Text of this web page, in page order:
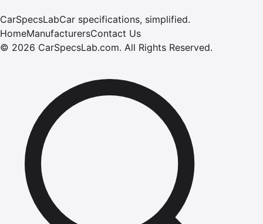
CarSpecsLabCar specifications, simplified.
HomeManufacturersContact Us
© 2026 CarSpecsLab.com. All Rights Reserved.